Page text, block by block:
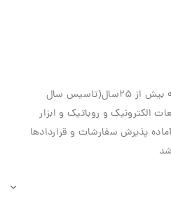
فروشگاه سیما الکترونیک با سابقه بیش از ۲۵سال(تاسیس سال
الکترونیک و روباتیک و ابزار
پذیرش سفارشات و قراردادها